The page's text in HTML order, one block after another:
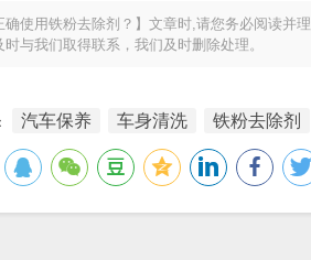
使用铁粉去除剂？】文章时,请您务必阅读并
与我们取得联系，我们及时删除处理。
汽车保养 车身清洗 铁粉去除剂